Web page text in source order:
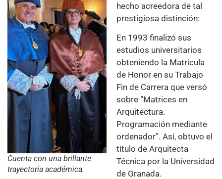
Cuenta con una brillante
trayectoria académica.
hecho acreedora de tal
prestigiosa distinción:
En 1993 finalizó sus
estudios universitarios
obteniendo la Matrícula
de Honor en su Trabajo
Fin de Carrera que versó
sobre “Matrices en
Arquitectura.
Programación mediante
ordenador”. Así, obtuvo el
título de Arquitecta
Técnica por la Universidad
de Granada.